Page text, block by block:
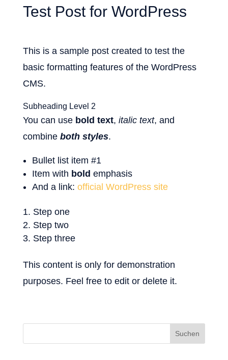
Test Post for WordPress
This is a sample post created to test the
basic formatting features of the WordPress
CMS.
Subheading Level 2
You can use bold text, italic text, and
combine both styles.
Bullet list item #1
Item with bold emphasis
And a link: official WordPress site
Step one
Step two
Step three
This content is only for demonstration
purposes. Feel free to edit or delete it.
Suchen